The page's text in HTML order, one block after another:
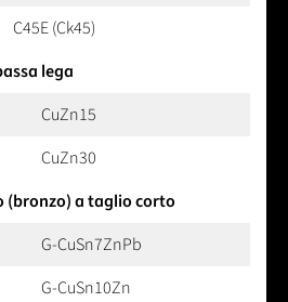
C45E (Ck45)
lega
CuZn15
CuZn30
(bronzo) a taglio corto
G-CuSn7ZnPb
G-CuSn10Zn